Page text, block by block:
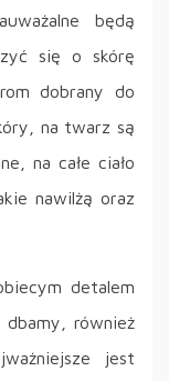
będą
się o skórę
dobrany do
na twarz są
na całe ciało
nawilżą oraz
detalem
również
jest